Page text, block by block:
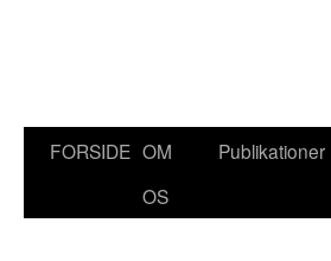
Hop
FORSIDE OM
OS
Publikationer